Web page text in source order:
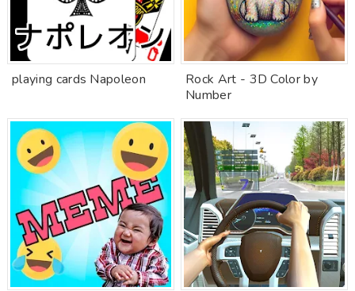
playing cards Napoleon
Rock Art - 3D Color by
Number